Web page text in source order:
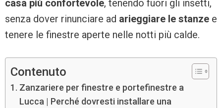
casa più confortevole, tenendo fuori gli insetti,
senza dover rinunciare ad arieggiare le stanze e
tenere le finestre aperte nelle notti più calde.
Contenuto
Zanzariere per finestre e portefinestre a
Lucca | Perché dovresti installare una